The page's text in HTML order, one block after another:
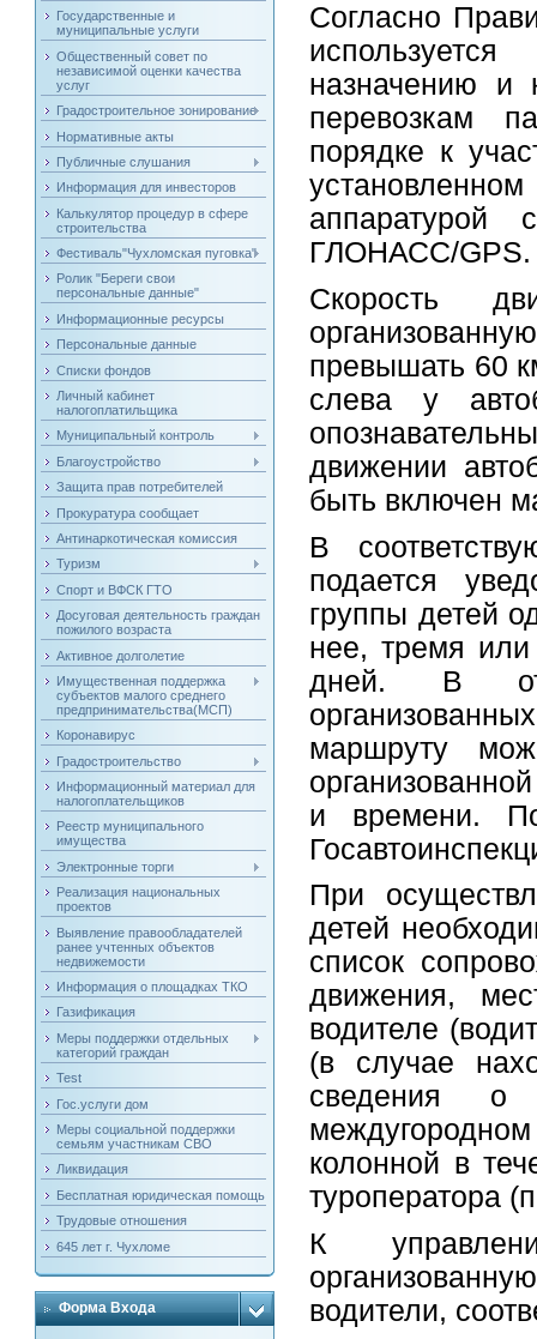
Государственные и
муниципальные услуги
Общественный совет по
независимой оценки качества
услуг
Градостроительное зонирование
Нормативные акты
Публичные слушания
Информация для инвесторов
Калькулятор процедур в сфере
строительства
Фестиваль"Чухломская пуговка"
Ролик "Береги свои
персональные данные"
Информационные ресурсы
Персональные данные
Списки фондов
Личный кабинет
налогоплатильщика
Муниципальный контроль
Благоустройство
Защита прав потребителей
Прокуратура сообщает
Антинаркотическая комиссия
Туризм
Спорт и ВФСК ГТО
Досуговая деятельность граждан
пожилого возраста
Активное долголетие
Имущественная поддержка
субъектов малого среднего
предпринимательства(МСП)
Коронавирус
Градостроительство
Информационный материал для
налогоплательщиков
Реестр муниципального
имущества
Электронные торги
Реализация национальных
проектов
Выявление правообладателей
ранее учтенных объектов
недвижемости
Информация о площадках ТКО
Газификация
Меры поддержки отдельных
категорий граждан
Test
Гос.услуги дом
Меры социальной поддержки
семьям участникам СВО
Ликвидация
Бесплатная юридическая помощь
Трудовые отношения
645 лет г. Чухломе
Форма Входа
Согласно
назначению и
перевозкам
порядке к
аппаратурой
ГЛОНАСС/GPS.
Скорость
превышать 60
слева у
движении
быть включен
В
подается
группы детей
нее, тремя
дней. В
маршруту
и времени.
При
детей
список
движения,
водителе
(в случае
сведения о
междугородном
колонной в
туроператора
К
водители,